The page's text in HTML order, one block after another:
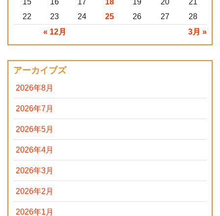
« 12月 3月 »
22
23 24 25 26 27 28
アーカイブズ
2026年8月
2026年7月
2026年5月
2026年4月
2026年3月
2026年2月
2026年1月